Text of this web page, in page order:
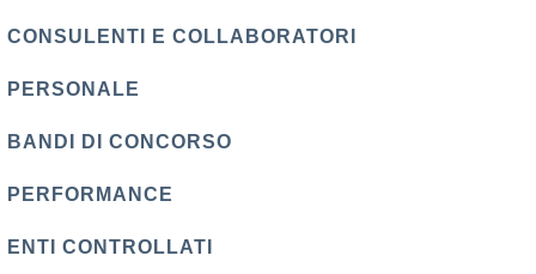
CONSULENTI E COLLABORATORI
PERSONALE
BANDI DI CONCORSO
PERFORMANCE
ENTI CONTROLLATI